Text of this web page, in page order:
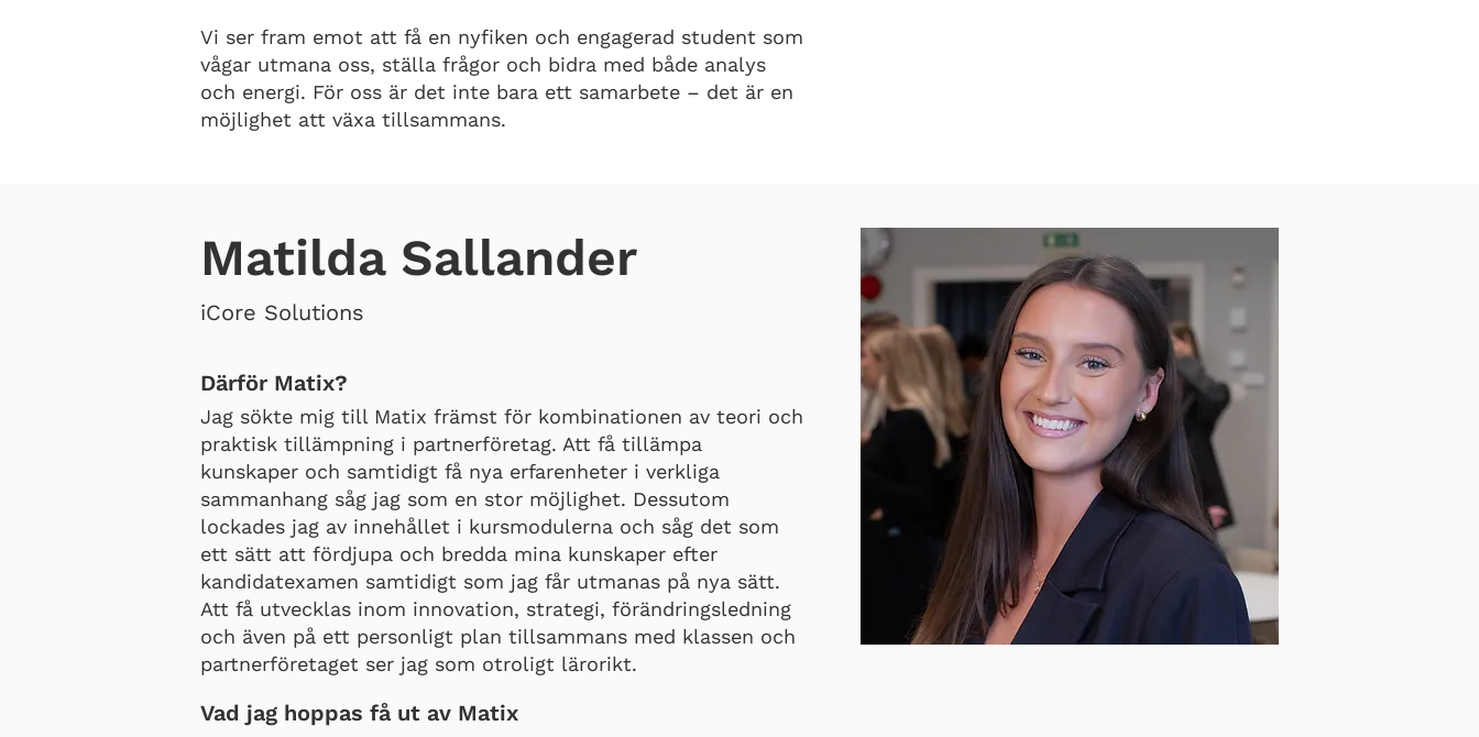
Vi ser fram emot att få en nyfiken och engagerad student som
vågar utmana oss, ställa frågor och bidra med både analys
och energi. För oss är det inte bara ett samarbete – det är en
möjlighet att växa tillsammans.
Matilda Sallander
iCore Solutions
Därför Matix?
Jag sökte mig till Matix främst för kombinationen av teori och
praktisk tillämpning i partnerföretag. Att få tillämpa
kunskaper och samtidigt få nya erfarenheter i verkliga
sammanhang såg jag som en stor möjlighet. Dessutom
lockades jag av innehållet i kursmodulerna och såg det som
ett sätt att fördjupa och bredda mina kunskaper efter
kandidatexamen samtidigt som jag får utmanas på nya sätt.
Att få utvecklas inom innovation, strategi, förändringsledning
och även på ett personligt plan tillsammans med klassen och
partnerföretaget ser jag som otroligt lärorikt.
Vad jag hoppas få ut av Matix